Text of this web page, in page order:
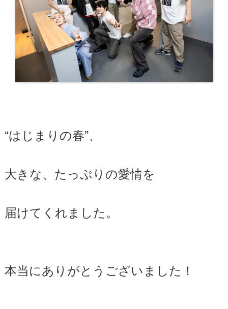
“はじまりの春”、
大きな、たっぷりの愛情を
届けてくれました。
本当にありがとうございました！